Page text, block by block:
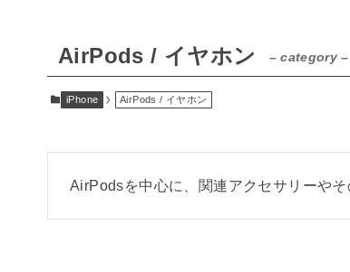
AirPods / イヤホン – category –
iPhone AirPods / イヤホン
AirPodsを中心に、関連アクセサリーや